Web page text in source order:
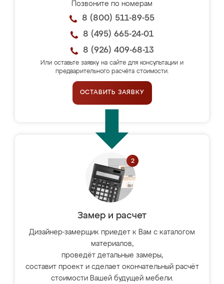
Позвоните по номерам
8 (800) 511-89-55
8 (495) 665-24-01
8 (926) 409-68-13
Или оставьте заявку на сайте для консультации и
предварительного расчёта стоимости.
ОСТАВИТЬ ЗАЯВКУ
Замер и расчет
Дизайнер-замерщик приедет к Вам с каталогом
материалов,
проведёт детальные замеры,
составит проект и сделает окончательный расчёт
стоимости Вашей будущей мебели.